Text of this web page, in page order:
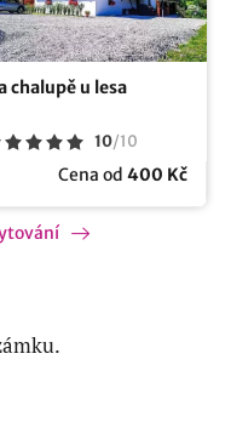
chalupě u lesa
10/10
Cena od 400 Kč